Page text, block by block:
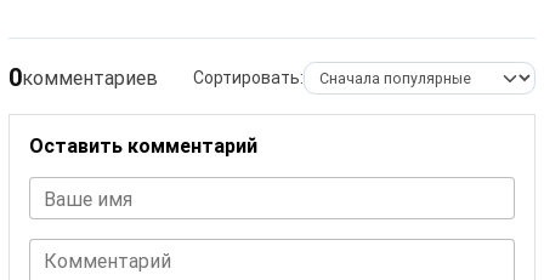
0комментариев Сортировать:
Оставить комментарий
Ваше имя
Комментарий